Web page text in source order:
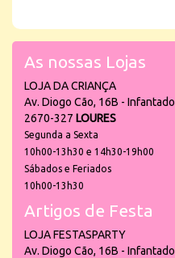
As nossas Lojas
LOJA DA CRIANÇA
Av. Diogo Cão, 16B - Infantado
2670-327 LOURES
Segunda a Sexta
10h00-13h30 e 14h30-19h00
Sábados e Feriados
10h00-13h30
Artigos de Festa
LOJA FESTASPARTY
Av. Diogo Cão, 16B - Infantado